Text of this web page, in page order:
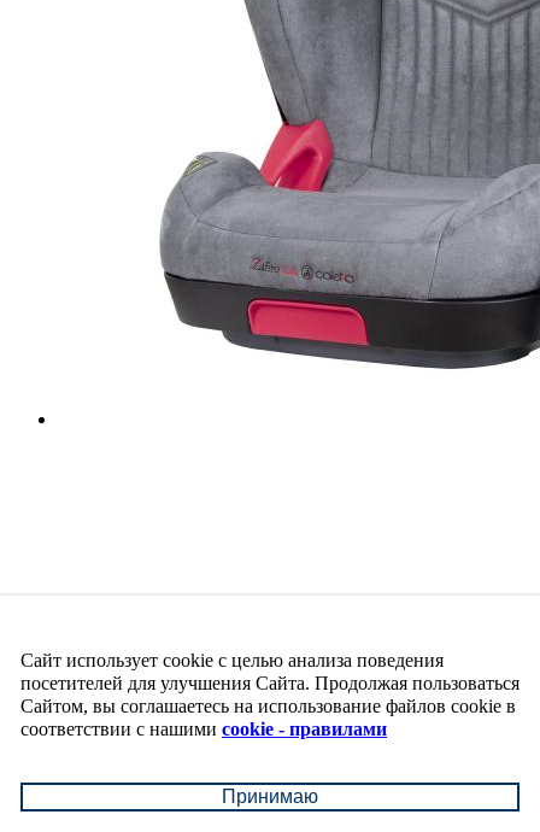
Сайт использует cookie с целью анализа поведения
посетителей для улучшения Сайта. Продолжая пользоваться
Сайтом, вы соглашаетесь на использование файлов cookie в
соответствии с нашими cookie - правилами
Принимаю